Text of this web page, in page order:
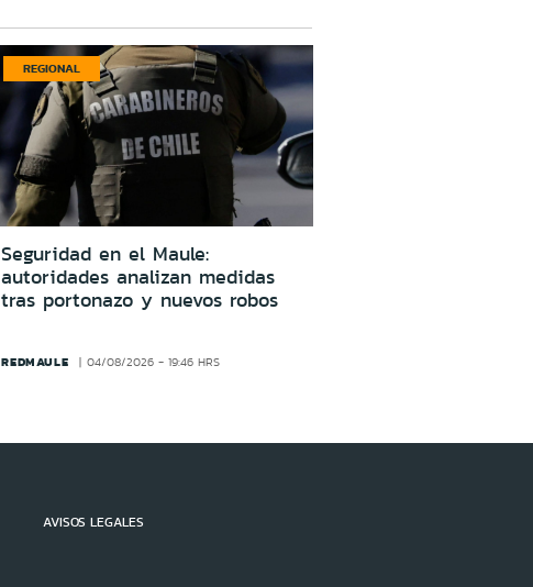
REGIONAL
Seguridad en el Maule:
autoridades analizan medidas
tras portonazo y nuevos robos
REDMAULE 04/08/2026 - 19:46 HRS
AVISOS LEGALES